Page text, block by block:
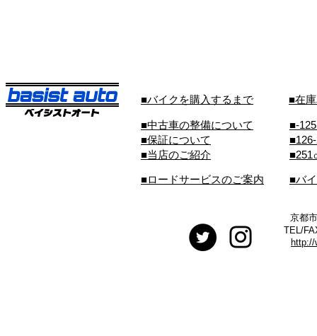
■バイクを購入するまで ■在
■中古車の整備について
■保証について
■当店のご紹介
■-
■251
■ロードサービスのご案内 ■バ
京都
TEL/